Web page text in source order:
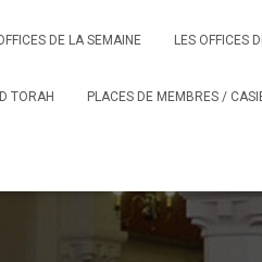
DE LA SEMAINE LES OFFICES
TORAH PLACES DE MEMBRES /